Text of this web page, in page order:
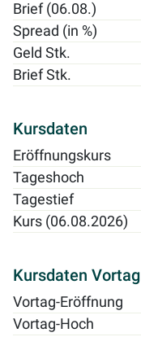
Brief (06.08.)
Spread (in %)
Geld Stk.
Brief Stk.
Kursdaten
Eröffnungskurs
Tageshoch
Tagestief
Kurs (06.08.2026)
Kursdaten Vortag
Vortag-Eröffnung
Vortag-Hoch